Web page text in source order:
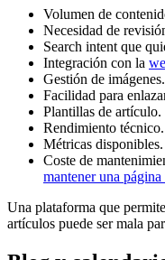
Volumen de
Necesidad de
Search intent que
Integración con la
Gestión de imágenes.
Facilidad para
Plantillas de artículo.
Rendimiento técnico.
Métricas disponibles.
Coste de
mantener una
Una plataforma que
artículos puede ser mala